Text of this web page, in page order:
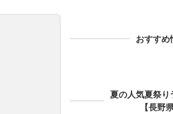
おすすめ
夏の人気夏祭り
【長野県